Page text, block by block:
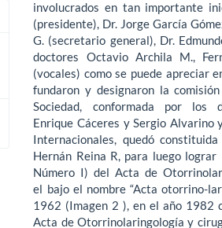
involucrados en tan importante
(presidente), Dr. Jorge García
G. (secretario general), Dr.
doctores Octavio Archila M.,
(vocales) como se puede apreciar
fundaron y designaron la
Sociedad, conformada por los
Enrique Cáceres y Sergio Alvarino
Internacionales, quedó
Hernán Reina R, para luego
Número I) del Acta de
el bajo el nombre “Acta otorrino-
1962 (Imagen 2 ), en el año 1982
Acta de Otorrinolaringología y